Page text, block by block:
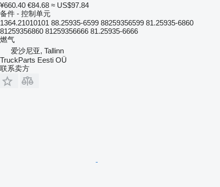
¥660.40 €84.68 ≈ US$97.84
备件 - 控制单元
1364.21010101 88.25935-6599 88259356599 81.25935-6860
81259356860 81259356666 81.25935-6666
燃气
爱沙尼亚, Tallinn
TruckParts Eesti OÜ
联系卖方